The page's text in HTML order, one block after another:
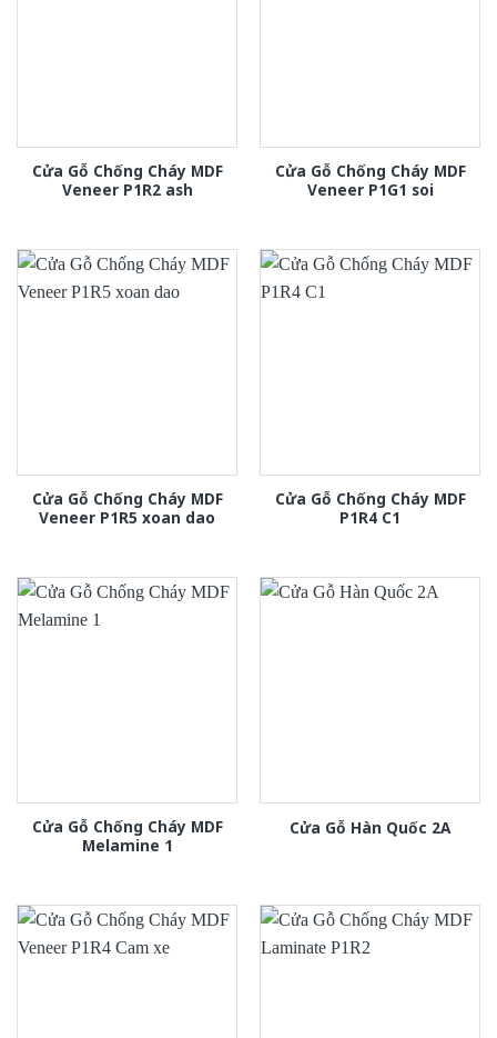
Cửa Gỗ Chống Cháy MDF
Veneer P1R2 ash
Cửa Gỗ Chống Cháy MDF
Veneer P1G1 soi
Cửa Gỗ Chống Cháy MDF
Veneer P1R5 xoan dao
Cửa Gỗ Chống Cháy MDF
P1R4 C1
Cửa Gỗ Chống Cháy MDF
Melamine 1
Cửa Gỗ Hàn Quốc 2A